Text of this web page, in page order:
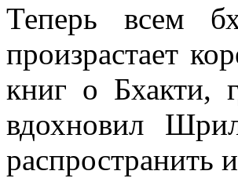
Теперь всем
произрастает
книг о Бхакти,
вдохновил